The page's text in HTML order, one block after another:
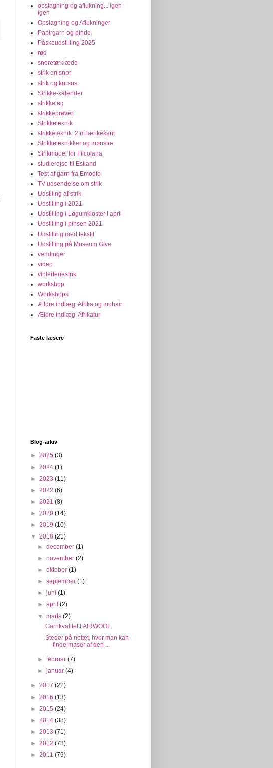
opslagning og aflukning... igen
igen
Opslagning og Aflukninger
Papirgarn og pinde
Påskeudstilling 2025
rød
snoretørklæde
strik en snor
strik og kursus
Strikke-kalender
strikkeleg
strikkeprøver
Strikketeknik
strikketeknik: 2 m lænkekant
Strikketeknikker og mønstre
Strikmodel for Filcolana
studierejse til Estland
Test af garn fra Emooto
TV udsendelse om strik
Udstiling af strik
Udstilling i 2021
Udstilling i Løgumkloster i april
Udstilling i pinsen 2021
Udstilling med tekstil
Udstilling på Museum Give
vendinger
video
vinterferiestrik
workshop
Workshops
Ældre indlæg. Afrika og mohair
Ældre indlæg. Afrikatur
Faste læsere
Blog-arkiv
► 2025 (3)
► 2024 (1)
► 2023 (11)
► 2022 (6)
► 2021 (8)
► 2020 (14)
► 2019 (10)
▼ 2018 (21)
►december(1)
►november(2)
►oktober(1)
►september(1)
►juni(1)
►april(2)
▼marts(2)
Garnkvalitet FAIRWOOL
Steder på nettet, hvor man kan
finde maser af den ...
►februar(7)
►januar(4)
► 2017 (22)
► 2016 (13)
► 2015 (24)
► 2014 (38)
► 2013 (71)
► 2012 (78)
► 2011 (79)